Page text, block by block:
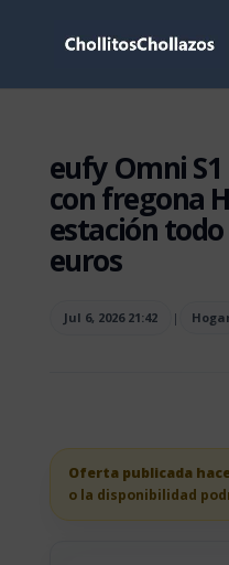
eufy Omni
con fregona
estación
euros
Jul 6, 2026 21:42 |
Oferta publicada
o la disponibilidad